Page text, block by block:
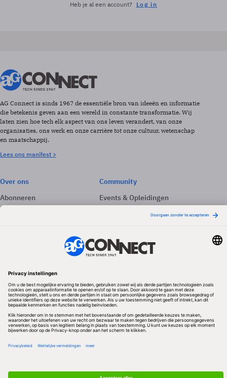
Heb je al een account? Log in
AG Connect is sinds 1967 de essentiële bron van ideeën en informatie
die betekenis geven aan een wereld in constante transformatie. Wij
laten zien hoe tech elk aspect van ons leven verandert, van onze
organisaties, ons werk en onze carrière tot onze cultuur, wetenschap
en maatschappij.
Lees ons manifest >
Over ons
Abonneren
Adverteren
Community
Events & Opleidingen
Volg ons
Redactionele partner
Algemene Voorwaarden & Copyrights